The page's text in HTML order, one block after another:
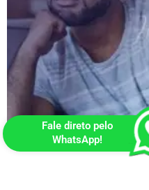
Fale direto pelo
WhatsApp!